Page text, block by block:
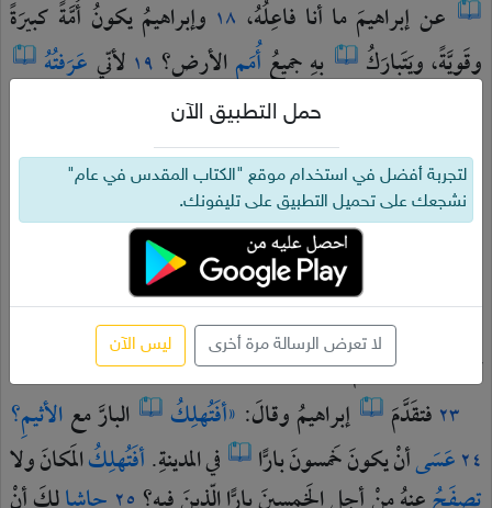
عنإبراهيمَما أنا فاعِلُهُ، ١٨ وإبراهيمُيكونُ أُمَّةً كبيرَةً
وقَويَّةً،ويَتَبارَكُ بهِجميعُأُمَمِالأرضِ؟١٩ لأنّيعَرَفتُهُ
وبَيتَهُمِنْبَعدِهِأنْيَحفَظوا
ليَعمَلوابرًّاوعَدلًا،لكَيْيأتيَالرَّبُّلإبراهيمَبماتكلَّمَبهِ».٢٠
وقالَالرَّبُّ:«إنَّصُراخَ سدومَوعَمورَةَقدكثُرَ،وخَطيَّتُهُمْ
قدعَظُمَتْجِدًّا. ٢١ أنزِلُ وأرَىهلفعَلوابالتَّمامِ
صُراخِهاالآتيإلَيَّ،وإلافأعلَمُ».
مِنْهناكَوذَهَبوانَحوَسدومَ، وأمّاإبراهيمُ
يَزَلْقائمًا أمامَالرَّبِّ.
٢٣ فتقَدَّمَ إبراهيمُوقالَ: «أفَتُهلِكُ البارَّمعالأثيمِ؟
٢٤عَسَىأنْيكونَخَمسونَبارًّا فيالمدينةِ.أفَتُهلِكُالمَكانَولا
حمل التطبيق الآن
لتجربة أفضل في استخدام موقع "الكتاب المقدس في عام"
نشجعك على تحميل التطبيق على تليفونك.
لا تعرض الرسالة مرة أخرى ليس الآن